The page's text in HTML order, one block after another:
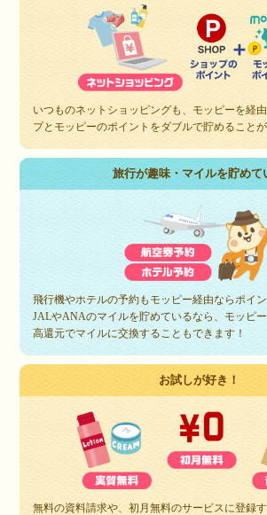
いつものネットショッピングも、モッピーを経
プとモッピーのポイントをダブルで貯めることが
旅行が趣味・マイルを貯めて
飛行機やホテルの予約もモッピー経由ならポイン
JALやANAのマイルを貯めているなら、モッピ
高還元でマイルに交換することもできます！
お試しが好き！
無料の資料請求や、初月無料のサービスに登録